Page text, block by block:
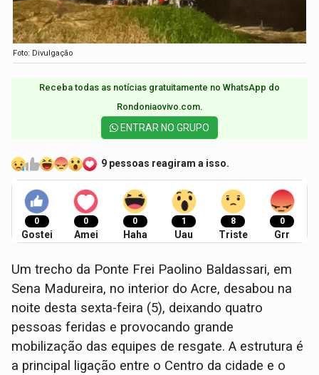
Foto: Divulgação
Receba todas as notícias gratuitamente no WhatsApp do
Rondoniaovivo.com.​
ENTRAR NO GRUPO
9 pessoas reagiram a isso.
0
Gostei
0
Amei
0
Haha
1
Uau
8
Triste
0
Grr
Um trecho da Ponte Frei Paolino Baldassari, em
Sena Madureira, no interior do Acre, desabou na
noite desta sexta-feira (5), deixando quatro
pessoas feridas e provocando grande
mobilização das equipes de resgate. A estrutura é
a principal ligação entre o Centro da cidade e o